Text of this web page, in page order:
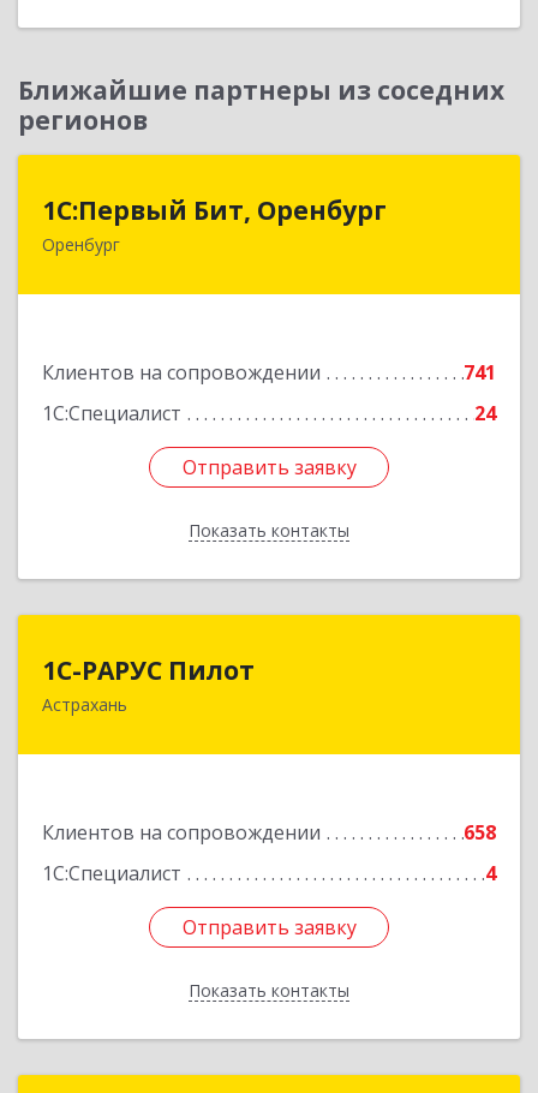
Ближайшие партнеры из соседних
регионов
1С:Первый Бит, Оренбург
Оренбург
Клиентов на сопровождении
741
1С:Специалист
24
Отправить заявку
Показать контакты
1С:Первый Бит, Оренбург
460044, Оренбургская обл, Оренбург, Березка
Отправить заявку
Назад
1С-РАРУС Пилот
Астрахань
Клиентов на сопровождении
658
1С:Специалист
4
Отправить заявку
Показать контакты
Отправить заявку
Назад